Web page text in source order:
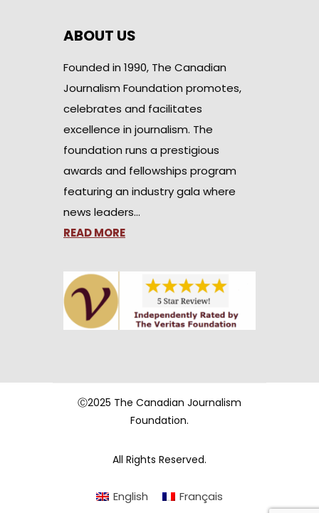
ABOUT US
Founded in 1990, The Canadian
Journalism Foundation promotes,
celebrates and facilitates
excellence in journalism. The
foundation runs a prestigious
awards and fellowships program
featuring an industry gala where
news leaders…
READ MORE
Ⓒ2025 The Canadian Journalism
Foundation.
All Rights Reserved.
English Français